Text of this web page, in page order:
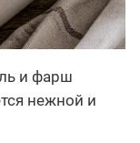
и фарш
нежной и